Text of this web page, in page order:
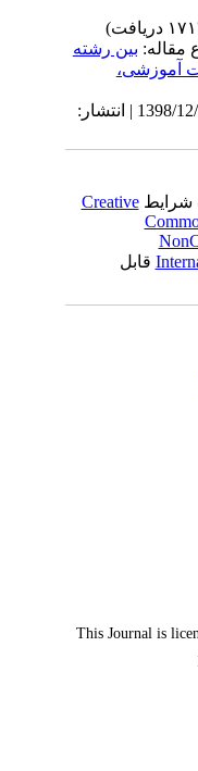
بین رشته
آموزشی،
دریافت: 1398/12/3 | پذیرش: 1398/12/3 | انتشار:
Creative
قابل
This Journal is